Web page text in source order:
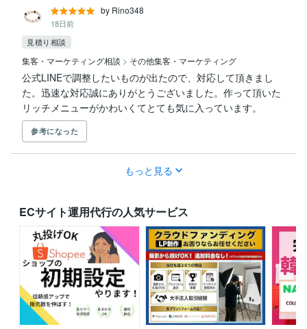
by Rino348
18日前
見積り相談
集客・マーケティング相談 > その他集客・マーケティング
公式LINEで調整したいものが出たので、対応して頂きまし
た。迅速な対応誠にありがとうございました。作って頂いた
リッチメニューがかわいくてとても気に入っています。
参考になった
もっと見る
ECサイト運用代行の人気サービス